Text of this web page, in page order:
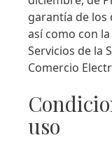
garantía de los
así como con
Servicios de la
Comercio
uso